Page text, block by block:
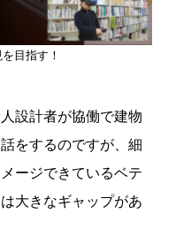
目指す！
設計者が協働で建物
をするのですが、細
ージできているベテ
大きなギャップがあ